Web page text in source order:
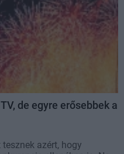
de egyre erősebbek a
azért, hogy